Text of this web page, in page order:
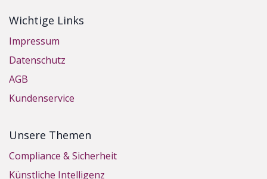
Wichtige Links
Impressum
Datenschutz
AGB
Kundenservice
Unsere Themen
Compliance & Sicherheit
Künstliche Intelligenz